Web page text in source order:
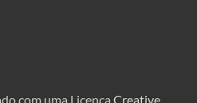
com uma Licença Creative